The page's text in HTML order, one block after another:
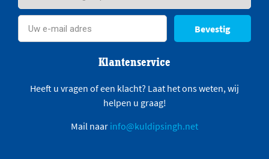
Bevestig
Klantenservice
Heeft u vragen of een klacht? Laat het ons weten, wij
helpen u graag!
Mail naar info@kuldipsingh.net